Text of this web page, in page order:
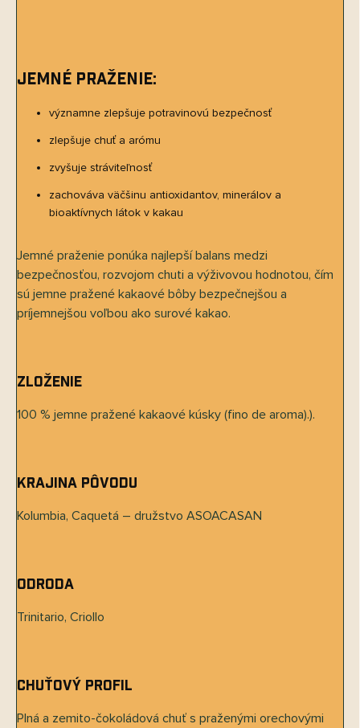
Jemné praženie:
významne zlepšuje potravinovú bezpečnosť
zlepšuje chuť a arómu
zvyšuje stráviteľnosť
zachováva väčšinu antioxidantov, minerálov a
bioaktívnych látok v kakau
Jemné praženie ponúka najlepší balans medzi
bezpečnosťou, rozvojom chuti a výživovou hodnotou, čím
sú jemne pražené kakaové bôby bezpečnejšou a
príjemnejšou voľbou ako surové kakao.
Zloženie
100 % jemne pražené kakaové kúsky (fino de aroma).).
Krajina pôvodu
Kolumbia, Caquetá – družstvo ASOACASAN
Odroda
Trinitario, Criollo
Chuťový profil
Plná a zemito-čokoládová chuť s praženými orechovými
Powered by chaterimo